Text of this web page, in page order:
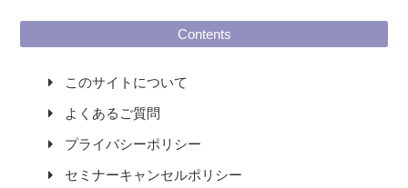
Contents
このサイトについて
よくあるご質問
プライバシーポリシー
セミナーキャンセルポリシー